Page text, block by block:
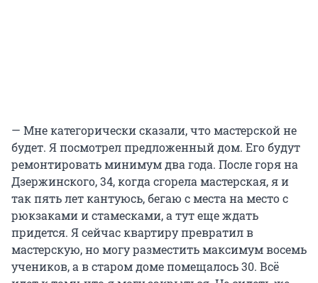
— Мне категорически сказали, что мастерской не
будет. Я посмотрел предложенный дом. Его будут
ремонтировать минимум два года. После горя на
Дзержинского, 34, когда сгорела мастерская, я и
так пять лет кантуюсь, бегаю с места на место с
рюкзаками и стамесками, а тут еще ждать
придется. Я сейчас квартиру превратил в
мастерскую, но могу разместить максимум восемь
учеников, а в старом доме помещалось 30. Всё